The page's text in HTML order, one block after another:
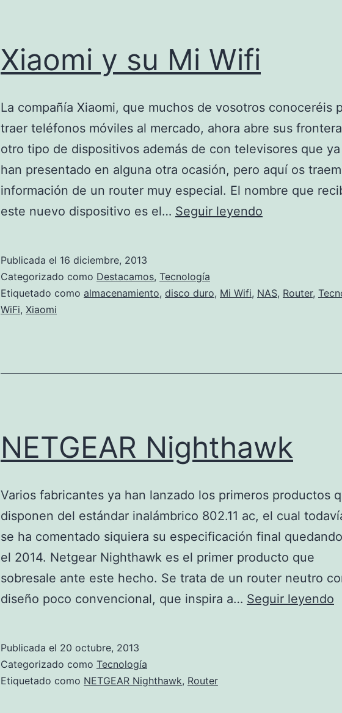
Xiaomi y su Mi Wifi
La compañía Xiaomi, que muchos de vosotros conoceréis
traer teléfonos móviles al mercado, ahora abre sus
otro tipo de dispositivos además de con televisores que
han presentado en alguna otra ocasión, pero aquí os
información de un router muy especial. El nombre que
este nuevo dispositivo es el… Seguir leyendo
Wifi
Publicada el 16 diciembre, 2013
Categorizado como Destacamos, Tecnología
Etiquetado como almacenamiento, disco duro, Mi Wifi, NAS, Router,
WiFi, Xiaomi
NETGEAR Nighthawk
Varios fabricantes ya han lanzado los primeros productos
disponen del estándar inalámbrico 802.11 ac, el cual
se ha comentado siquiera su especificación final
el 2014. Netgear Nighthawk es el primer producto que
sobresale ante este hecho. Se trata de un router neutro
diseño poco convencional, que inspira a… Seguir leyendo
Publicada el 20 octubre, 2013
Categorizado como Tecnología
Etiquetado como NETGEAR Nighthawk, Router